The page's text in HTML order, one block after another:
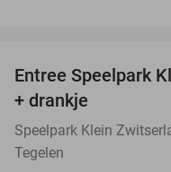
Entree Speelpark
+ drankje
Speelpark Klein
Tegelen